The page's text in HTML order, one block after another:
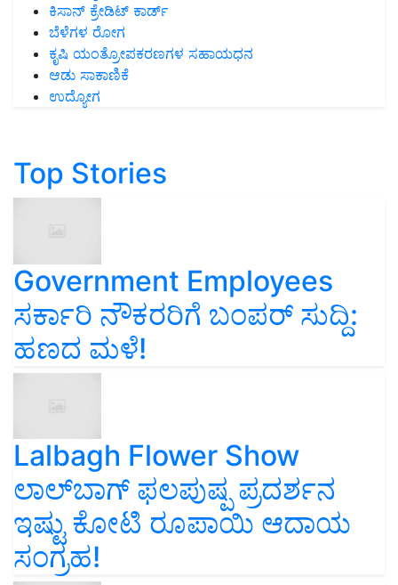
ಕಿಸಾನ್ ಕ್ರೇಡಿಟ್ ಕಾರ್ಡ್
ಬೆಳೆಗಳ ರೋಗ
ಕೃಷಿ ಯಂತ್ರೋಪಕರಣಗಳ ಸಹಾಯಧನ
ಆಡು ಸಾಕಾಣಿಕೆ
ಉದ್ಯೋಗ
Top Stories
Government Employees
ಸರ್ಕಾರಿ ನೌಕರರಿಗೆ ಬಂಪರ್‌ ಸುದ್ದಿ:
ಹಣದ ಮಳೆ!
Lalbagh Flower Show
ಲಾಲ್‌ಬಾಗ್ ಫಲಪುಷ್ಪ ಪ್ರದರ್ಶನ
ಇಷ್ಟು ಕೋಟಿ ರೂಪಾಯಿ ಆದಾಯ
ಸಂಗ್ರಹ!